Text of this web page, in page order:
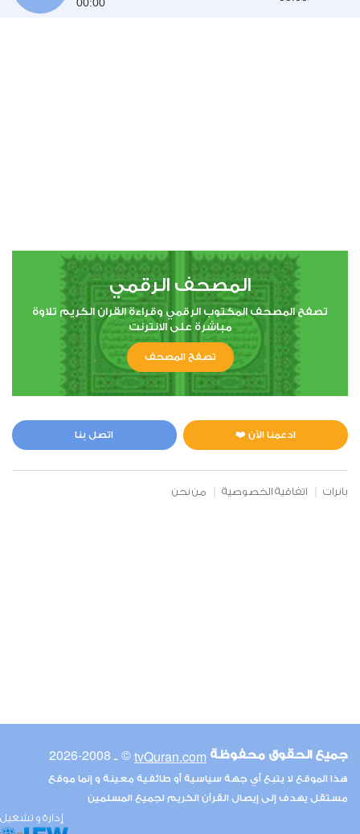
المصحف الرقمي
تصفح المصحف المكتوب الرقمي وقراءة القران الكريم تلاوة
مباشرة على الانترنت
تصفح المصحف
ادعمنا الآن ❤️ اتصل بنا
بانرات اتفاقية الخصوصية من نحن
جميع الحقوق محفوظة tvQuran.com© ـ 2008-2026
هذا الموقع لا يتبع أي جهة سياسية أو طائفية معينة و إنما موقع
مستقل يهدف إلى إيصال القرآن الكريم لجميع المسلمين
إدارة و تشغيل